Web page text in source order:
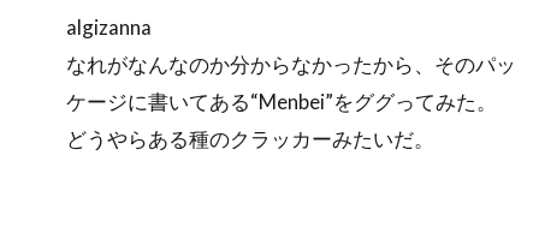
algizanna
なれがなんなのか分からなかったから、そのパッ
ケージに書いてある“Menbei”をググってみた。
どうやらある種のクラッカーみたいだ。